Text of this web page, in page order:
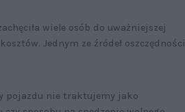
wiele osób do uważniejszej
Jednym ze źródeł oszczędności
pojazdu nie traktujemy jako